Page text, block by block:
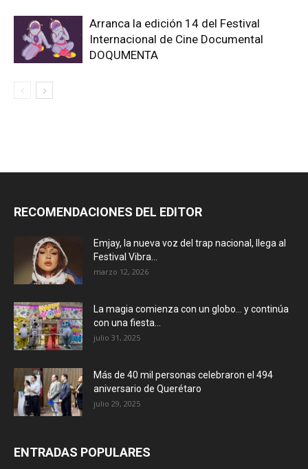
Arranca la edición 14 del Festival
Internacional de Cine Documental
DOQUMENTA
RECOMENDACIONES DEL EDITOR
Emjay, la nueva voz del trap nacional, llega al
Festival Vibra...
marzo 12, 2026
La magia comienza con un globo… y continúa
con una fiesta...
julio 31, 2025
Más de 40 mil personas celebraron el 494
aniversario de Querétaro
julio 29, 2025
ENTRADAS POPULARES